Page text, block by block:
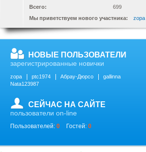
Всего:
699
Мы приветствуем нового участника:
zopa
НОВЫЕ ПОЛЬЗОВАТЕЛИ
зарегистрированные новички
zopa ptc1974 Абрау-Дюрсо
gallinna
Nata123987
СЕЙЧАС НА САЙТЕ
пользователи on-line
Пользователей: 0 Гостей: 0